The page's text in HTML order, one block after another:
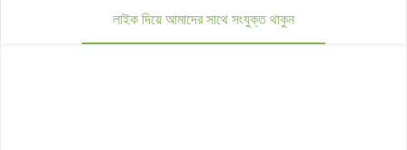
লাইক দিয়ে আমাদের সাথে সংযুক্ত থাকুন